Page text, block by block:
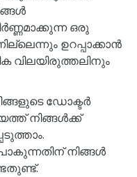
ഒരു
ഉറപ്പാക്കാൻ
വിലയിരുത്തലിനും
ഡോക്ടർ
നിങ്ങൾക്ക്
നിങ്ങൾ